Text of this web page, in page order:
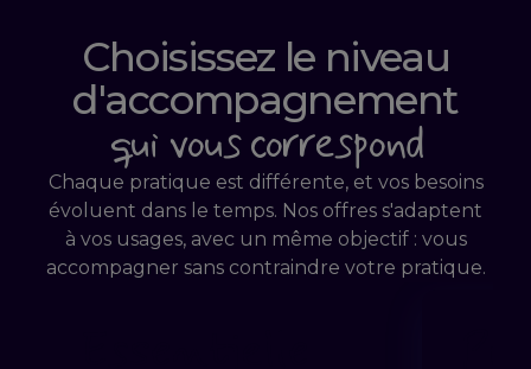
Choisissez le niveau
d'accompagnement
qui vous correspond
Chaque pratique est différente, et vos besoins
évoluent dans le temps. Nos offres s'adaptent
à vos usages, avec un même objectif : vous
accompagner sans contraindre votre pratique.